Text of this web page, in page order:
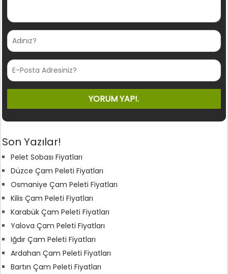
Son Yazılar!
Pelet Sobası Fiyatları
Düzce Çam Peleti Fiyatları
Osmaniye Çam Peleti Fiyatları
Kilis Çam Peleti Fiyatları
Karabük Çam Peleti Fiyatları
Yalova Çam Peleti Fiyatları
Iğdır Çam Peleti Fiyatları
Ardahan Çam Peleti Fiyatları
Bartın Çam Peleti Fiyatları